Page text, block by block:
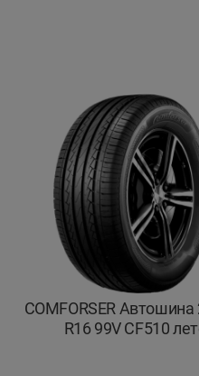
COMFORSER
R16 99V CF510